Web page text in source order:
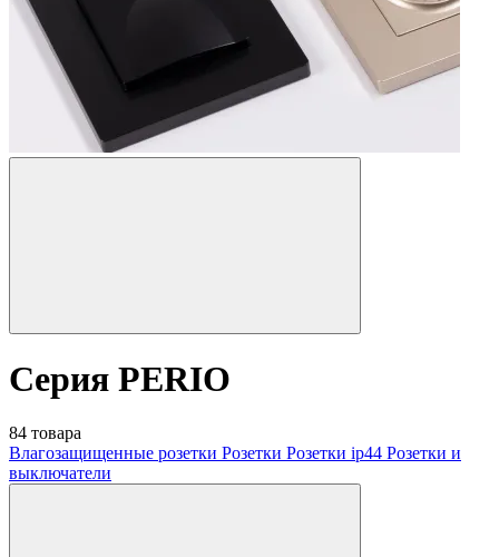
Серия PERIO
84 товара
Влагозащищенные розетки Розетки Розетки ip44 Розетки и
выключатели